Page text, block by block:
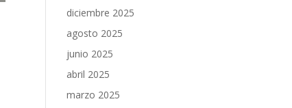
diciembre 2025
agosto 2025
junio 2025
abril 2025
marzo 2025